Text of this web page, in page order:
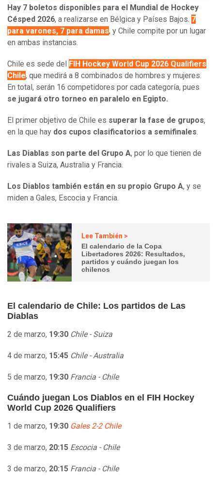
Hay 7 boletos disponibles para el Mundial de Hockey
Césped 2026, a realizarse en Bélgica y Países Bajos. 7
para varones, 7 para damas, y Chile compite por un lugar
en ambas instancias.
Chile es sede del
FIH Hockey World Cup 2026 Qualifiers
Chile, que medirá a 8 combinados de hombres y mujeres.
En total, serán 16 competidores por cada categoría, pues
se jugará otro torneo en paralelo en Egipto.
El primer objetivo de Chile es superar la fase de grupos,
en la que hay dos cupos clasificatorios a semifinales.
Las Diablas son parte del Grupo A, por lo que tienen de
rivales a Suiza, Australia y Francia.
Los Diablos también están en su propio Grupo A, y se
miden a Gales, Escocia y Francia.
Lee También >
El calendario de la Copa
Libertadores 2026: Resultados,
partidos y cuándo juegan los
chilenos
El calendario de Chile: Los partidos de Las
Diablas
2 de marzo, 19:30 Chile - Suiza
4 de marzo, 15:45 Chile - Australia
5 de marzo, 19:30 Francia - Chile
Cuándo juegan Los Diablos en el FIH Hockey
World Cup 2026 Qualifiers
1 de marzo, 19:30 Gales 2-2 Chile
3 de marzo, 20:15 Escocia - Chile
3 de marzo, 20:15 Francia - Chile